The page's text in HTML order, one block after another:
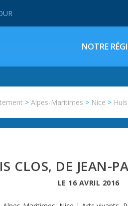
NOTRE
>Alpes-Maritimes > Nice >
CLOS, DE JEAN-
LE 16 AVRIL 2016